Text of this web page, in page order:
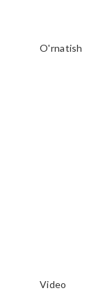
O'rnatish
Video